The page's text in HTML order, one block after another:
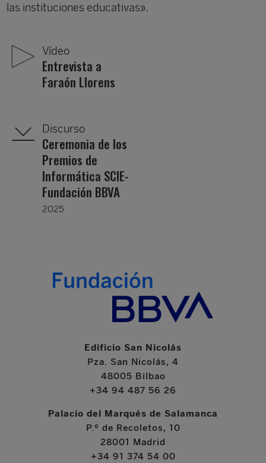
las instituciones educativas».
Vídeo
Entrevista a
Faraón Llorens
Discurso
Ceremonia de los
Premios de
Informática SCIE-
Fundación BBVA
2025
Edificio San Nicolás
Pza. San Nicolás, 4
48005 Bilbao
+34 94 487 56 26
Palacio del Marqués de Salamanca
P.º de Recoletos, 10
28001 Madrid
+34 91 374 54 00